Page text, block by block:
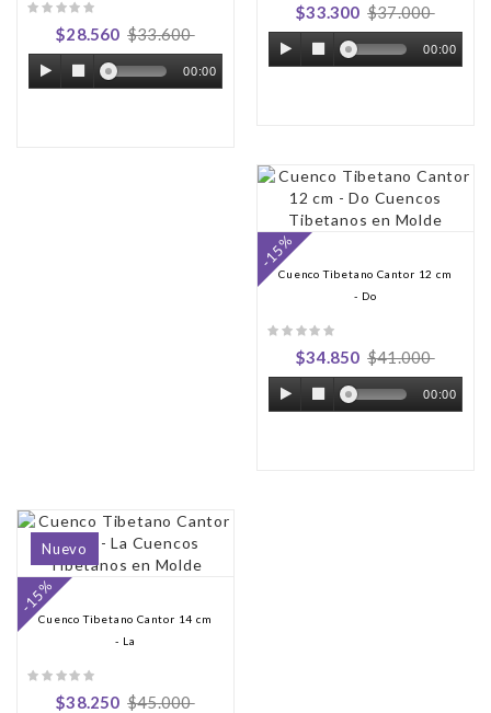
$28.560 $33.600
00:00
$33.300 $37.000
00:00
Cuenco Tibetano Cantor 12 cm
- Do
$34.850 $41.000
00:00
-15%
Nuevo
Cuenco Tibetano Cantor 14 cm
- La
$38.250 $45.000
-15%